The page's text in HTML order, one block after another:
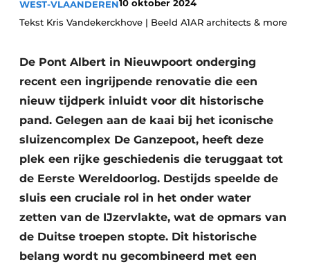
Video’s
Aanmelden
Bedrijven
Bedrijven
Contact
Beton & Staalbouw
Brandveiligheid
BIM
Evenementen
Dak & Gevel
Houtbouw
HVAC
WEST-VLAANDEREN10 oktober 2024
Tekst Kris Vandekerckhove | Beeld A1AR architects & more
De Pont Albert in Nieuwpoort onderging
recent een ingrijpende renovatie die een
nieuw tijdperk inluidt voor dit historische
pand. Gelegen aan de kaai bij het iconische
sluizencomplex De Ganzepoot, heeft deze
plek een rijke geschiedenis die teruggaat tot
de Eerste Wereldoorlog. Destijds speelde de
sluis een cruciale rol in het onder water
zetten van de IJzervlakte, wat de opmars van
de Duitse troepen stopte. Dit historische
belang wordt nu gecombineerd met een